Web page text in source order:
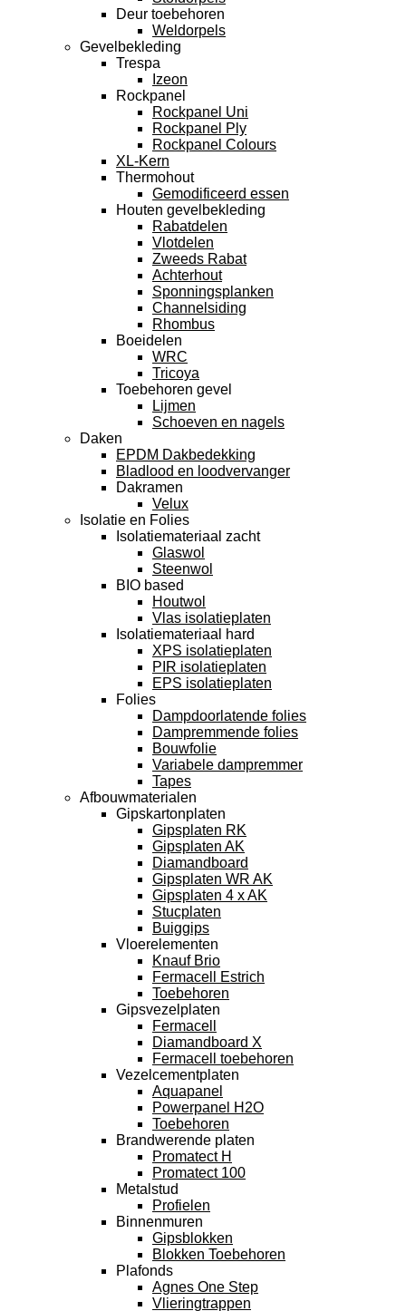
Deur toebehoren
Weldorpels
Gevelbekleding
Trespa
Izeon
Rockpanel
Rockpanel Uni
Rockpanel Ply
Rockpanel Colours
XL-Kern
Thermohout
Gemodificeerd essen
Houten gevelbekleding
Rabatdelen
Vlotdelen
Zweeds Rabat
Achterhout
Sponningsplanken
Channelsiding
Rhombus
Boeidelen
WRC
Tricoya
Toebehoren gevel
Lijmen
Schoeven en nagels
Daken
EPDM Dakbedekking
Bladlood en loodvervanger
Dakramen
Velux
Isolatie en Folies
Isolatiemateriaal zacht
Glaswol
Steenwol
BIO based
Houtwol
Vlas isolatieplaten
Isolatiemateriaal hard
XPS isolatieplaten
PIR isolatieplaten
EPS isolatieplaten
Folies
Dampdoorlatende folies
Dampremmende folies
Bouwfolie
Variabele dampremmer
Tapes
Afbouwmaterialen
Gipskartonplaten
Gipsplaten RK
Gipsplaten AK
Diamandboard
Gipsplaten WR AK
Gipsplaten 4 x AK
Stucplaten
Buiggips
Vloerelementen
Knauf Brio
Fermacell Estrich
Toebehoren
Gipsvezelplaten
Fermacell
Diamandboard X
Fermacell toebehoren
Vezelcementplaten
Aquapanel
Powerpanel H2O
Toebehoren
Brandwerende platen
Promatect H
Promatect 100
Metalstud
Profielen
Binnenmuren
Gipsblokken
Blokken Toebehoren
Plafonds
Agnes One Step
Vlieringtrappen